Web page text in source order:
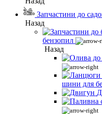
Запчастини до
Назад
бензопил
Назад
шини для